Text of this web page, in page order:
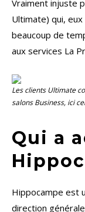
Vraiment injuste
Ultimate) qui,
beaucoup de
aux services La
Les clients Ultimate
salonsBusiness, ici
Qui a
Hippocampe est
direction